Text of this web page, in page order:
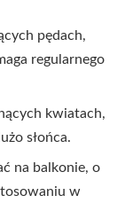
pędach,
regularnego
kwiatach,
słońca.
na balkonie, o
w